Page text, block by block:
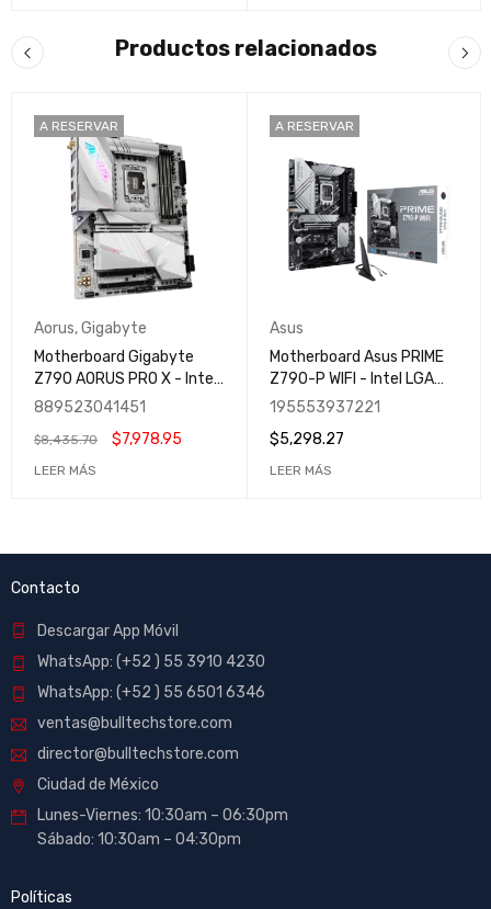
Productos relacionados
A RESERVAR
Aorus,Gigabyte
Motherboard Gigabyte
Z790 AORUS PRO X - Intel
LGA 1700 Gen 14 - DDR5
889523041451
$8,435.70 $7,978.95
LEER MÁS
A RESERVAR
Asus
Motherboard Asus PRIME
Z790-P WIFI - Intel LGA
1700 Gen 14 - DDR5
195553937221
$5,298.27
LEER MÁS
Contacto
Descargar App Móvil
WhatsApp: (+52 ) 55 3910 4230
WhatsApp: (+52 ) 55 6501 6346
ventas@bulltechstore.com
director@bulltechstore.com
Ciudad de México
Lunes-Viernes: 10:30am – 06:30pm
Sábado: 10:30am – 04:30pm
Políticas